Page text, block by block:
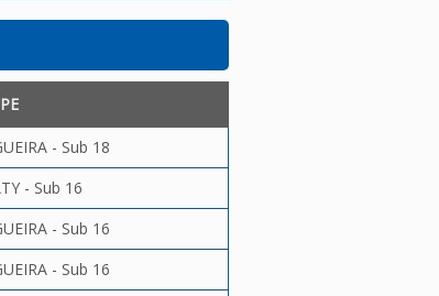
- Sub 18
- Sub 16
- Sub 16
- Sub 16